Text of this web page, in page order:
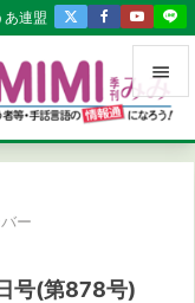


メニュ
あ連盟
ー
号(第878号)